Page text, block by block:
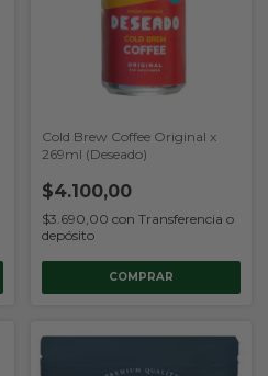
Cold Brew Coffee Original x
269ml (Deseado)
$4.100,00
$3.690,00 con Transferencia o
depósito